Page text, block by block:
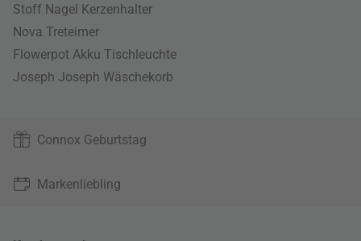
Stoff Nagel Kerzenhalter
Nova Treteimer
Flowerpot Akku Tischleuchte
Joseph Joseph Wäschekorb
Connox Geburtstag
Markenliebling